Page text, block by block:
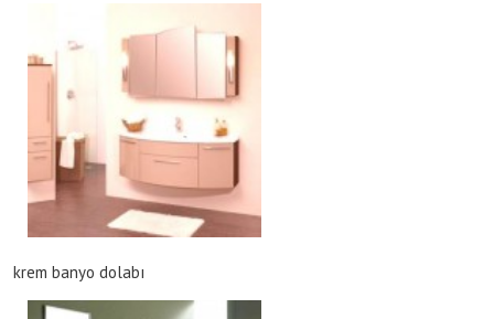
krem banyo dolabı